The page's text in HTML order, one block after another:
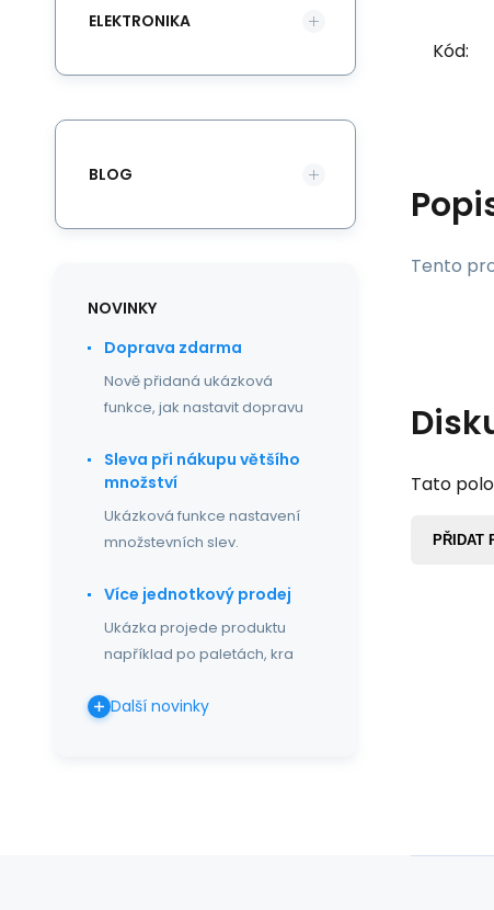
Kód:
Tento
Tato
PŘIDAT
ELEKTRONIKA
BLOG
NOVINKY
Doprava zdarma
Nově přidaná ukázková
funkce, jak nastavit dopravu
Sleva při nákupu většího
množství
Ukázková funkce nastavení
množstevních slev.
Více jednotkový prodej
Ukázka projede produktu
například po paletách, kra
Další novinky